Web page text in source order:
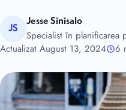
JS
Jesse Sinisalo
Specialist în planificarea
Actualizat August 13, 2024
6